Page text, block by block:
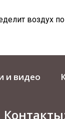
воздух
и видео